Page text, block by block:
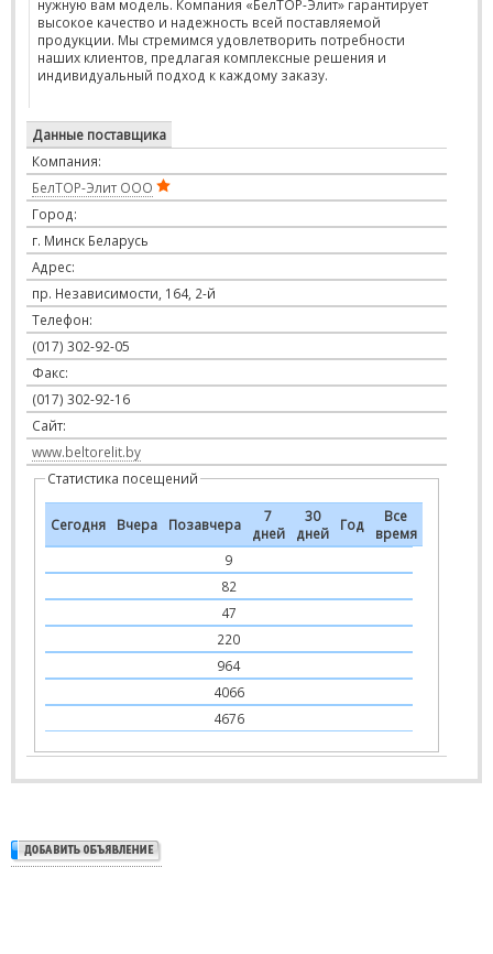
нужную вам модель. Компания «БелТОР-Элит» гарантирует
высокое качество и надежность всей поставляемой
продукции. Мы стремимся удовлетворить потребности
наших клиентов, предлагая комплексные решения и
индивидуальный подход к каждому заказу.
Данные поставщика
Компания:
БелТОР-Элит ООО
Город:
г. Минск Беларусь
Адрес:
пр. Независимости, 164, 2-й
Телефон:
(017) 302-92-05
Факс:
(017) 302-92-16
Сайт:
www.beltorelit.by
Статистика посещений
Сегодня Вчера Позавчера
7
дней
30
дней
Год
Все
время
9
82
47
220
964
4066
4676